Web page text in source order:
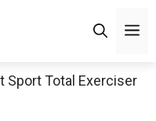
Sport Total Exerciser